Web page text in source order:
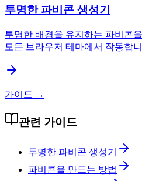
투명한 파비콘 생성기
투명한 배경을 유지하는 파비콘
모든 브라우저 테마에서 작동합
가이드 →
관련 가이드
투명한 파비콘 생성기
파비콘을 만드는 방법